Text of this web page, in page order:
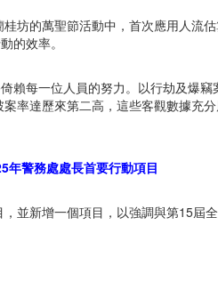
坊的萬聖節活動中，首次應用人流
的效率。
賴每一位人員的努力。以行劫及爆
率達歷來第二高，這些客觀數據充
年警務處處長首要行動項目
並新增一個項目，以強調與第15屆